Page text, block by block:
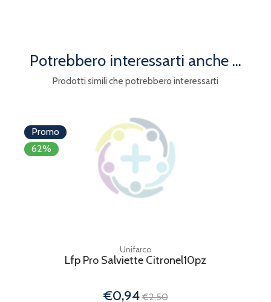
Potrebbero interessarti anche ...
Prodotti simili che potrebbero interessarti
Promo
62%
Unifarco
Lfp Pro Salviette Citronel10pz
€0,94 €2,50